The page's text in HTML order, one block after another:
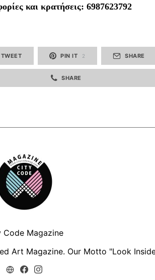
και κρατήσεις: 6987623792
TWEET PIN IT 2 SHARE
SHARE
Code Magazine
Art Magazine. Our Motto "Look